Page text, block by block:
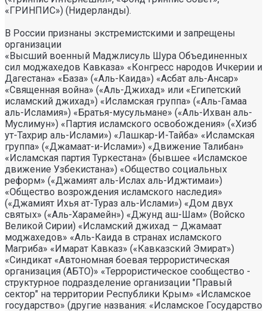
«ГРИНПИС») (Нидерланды).
В России признаны экстремистскими и запрещены
организации
«Высший военный Маджлисуль Шура Объединенных
сил моджахедов Кавказа» «Конгресс народов Ичкерии и
Дагестана» «База» («Аль-Каида») «Асбат аль-Ансар»
«Священная война» («Аль-Джихад» или «Египетский
исламский джихад») «Исламская группа» («Аль-Гамаа
аль-Исламия») «Братья-мусульмане» («Аль-Ихван аль-
Муслимун») «Партия исламского освобождения» («Хизб
ут-Тахрир аль-Ислами») «Лашкар-И-Тайба» «Исламская
группа» («Джамаат-и-Ислами») «Движение Талибан»
«Исламская партия Туркестана» (бывшее «Исламское
движение Узбекистана») «Общество социальных
реформ» («Джамият аль-Ислах аль-Иджтимаи»)
«Общество возрождения исламского наследия»
(«Джамият Ихья ат-Тураз аль-Ислами») «Дом двух
святых» («Аль-Харамейн») «Джунд аш-Шам» (Войско
Великой Сирии) «Исламский джихад – Джамаат
моджахедов» «Аль-Каида в странах исламского
Магриба» «Имарат Кавказ» («Кавказский Эмират»)
«Синдикат «Автономная боевая террористическая
организация (АБТО)» «Террористическое сообщество -
структурное подразделение организации "Правый
сектор" на территории Республики Крым» «Исламское
государство» (другие названия: «Исламское Государство